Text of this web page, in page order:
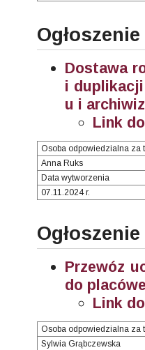
Dostawa
i
u i
Link
Osoba odpowiedzialna za
Anna Ruks
Data wytworzenia
07.11.2024 r.
Przewóz
do
Link
Osoba odpowiedzialna za
Sylwia Grąbczewska